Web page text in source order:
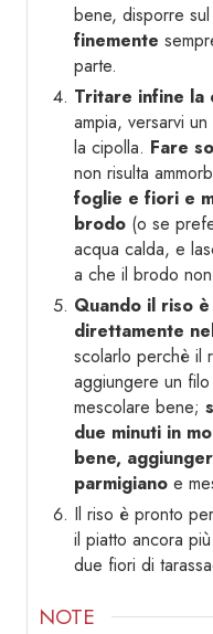
bene, disporre
finemente
parte.
Tritare infine la
ampia, versarvi
la cipolla. Fare
non risulta
foglie e fiori e
brodo (o se
acqua calda, e
a che il brodo
Quando il riso
direttamente
scolarlo perchè il
aggiungere un
mescolare bene;
due minuti in
bene,
parmigiano e
Il riso è pronto
il piatto ancora
due fiori di
NOTE